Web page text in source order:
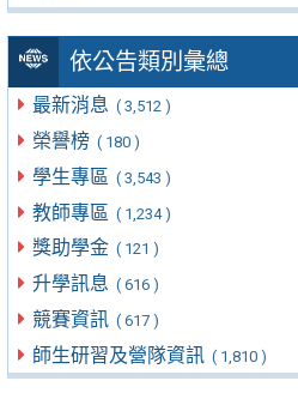
依公告類別彙總
最新消息 ( 3,512 )
榮譽榜 ( 180 )
學生專區 ( 3,543 )
教師專區 ( 1,234 )
獎助學金 ( 121 )
升學訊息 ( 616 )
競賽資訊 ( 617 )
師生研習及營隊資訊 ( 1,810 )